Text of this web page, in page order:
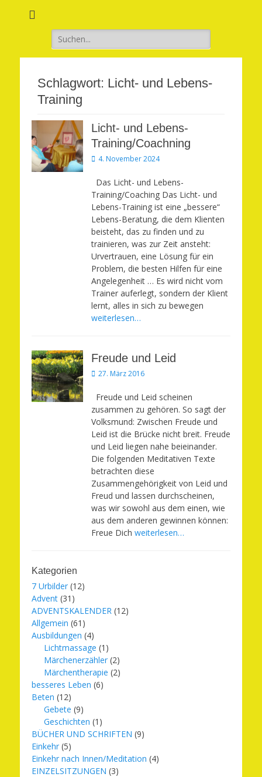
Suchen
nach:
Schlagwort: Licht- und Lebens-
Training
Licht- und Lebens-
Training/Coachning
Veröffentlicht
4. November 2024
Das Licht- und Lebens-
Training/Coaching Das Licht- und
Lebens-Training ist eine „bessere“
Lebens-Beratung, die dem Klienten
beisteht, das zu finden und zu
trainieren, was zur Zeit ansteht:
Urvertrauen, eine Lösung für ein
Problem, die besten Hilfen für eine
Angelegenheit … Es wird nicht vom
Trainer auferlegt, sondern der Klient
lernt, alles in sich zu bewegen
weiterlesen…
Freude und Leid
Veröffentlicht
27. März 2016
Freude und Leid scheinen
zusammen zu gehören. So sagt der
Volksmund: Zwischen Freude und
Leid ist die Brücke nicht breit. Freude
und Leid liegen nahe beieinander.
Die folgenden Meditativen Texte
betrachten diese
Zusammengehörigkeit von Leid und
Freud und lassen durchscheinen,
was wir sowohl aus dem einen, wie
aus dem anderen gewinnen können:
Freue Dich weiterlesen…
Kategorien
7 Urbilder (12)
Advent (31)
ADVENTSKALENDER (12)
Allgemein (61)
Ausbildungen (4)
Lichtmassage (1)
Märchenerzähler (2)
Märchentherapie (2)
besseres Leben (6)
Beten (12)
Gebete (9)
Geschichten (1)
BÜCHER UND SCHRIFTEN (9)
Einkehr (5)
Einkehr nach Innen/Meditation (4)
EINZELSITZUNGEN (3)